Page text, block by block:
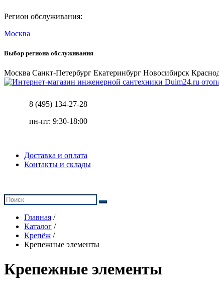
Регион обслуживания:
Москва
Выбор региона обслуживания
Москва Санкт-Петербург Екатеринбург Новосибирск
8 (495) 134-27-28
пн-пт: 9:30-18:00
Доставка и оплата
Контакты и склады
Главная /
Каталог /
Крепёж /
Крепежные элементы
Крепежные элементы